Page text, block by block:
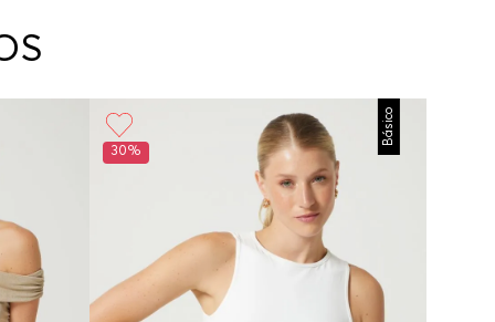
la recogida del producto en la dirección
Básico
30%